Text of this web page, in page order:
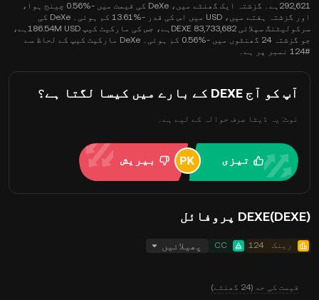
292,621ہے۔ گزشتہ ایک گھنٹے میں، DeXe کی قیمت میں -‎0.56% چینج ہوا،
اور گزشتہ ہفتے میں، USD میں اس کی قدر -‎13.61% کم ہوئی۔ DeXe کی
سرکولیٹنگ سپلائی 83,733,682 DEXEہے، جس کی مارکیٹ کیپ 186.54M USDہے،
جو گزشتہ 24 گھنٹوں میں -‎0.56% کم ہوئی۔ DeXe مارکیٹ کیپ کے لحاظ سے
#124 نمبر پر ہے۔
آپ کو آج DEXE کے بارے میں کیسا لگتا ہے؟
نوٹ: یہ ڈیٹا صرف حوالہ کے لیے ہے۔
تیزی بیریش
DEXE(DEXE) پروفائل
رینک 124
CC پھیلائیں
قیمت کی حد (24 گھنٹے)